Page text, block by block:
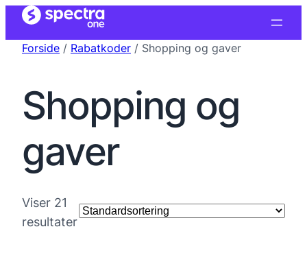
Forside / Rabatkoder / Shopping og gaver
Shopping og
gaver
Viser 21
resultater